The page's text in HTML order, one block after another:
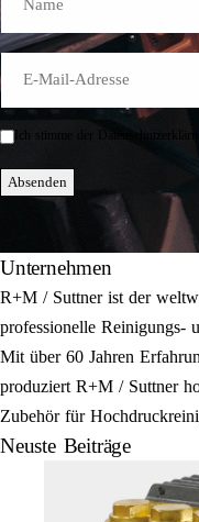
Mail
Einwilligung
Ich stimme der
Absenden
Unternehmen
R+M / Suttner ist der
professionelle Reinigungs-
Mit über 60 Jahren
produziert R+M / Suttner
Zubehör für
Neuste Beiträge